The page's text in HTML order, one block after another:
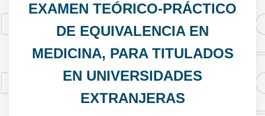
EXAMEN TEÓRICO-PRÁCTICO
DE EQUIVALENCIA EN
MEDICINA, PARA TITULADOS
EN UNIVERSIDADES
EXTRANJERAS